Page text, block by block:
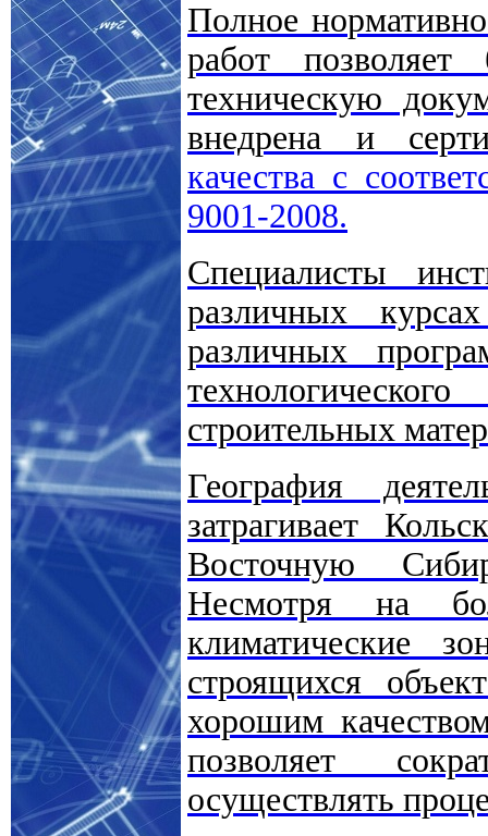
Полное
работ
техническую
внедрена и
качества с
9001-2008.
Специалисты
различных
различных
строительных
География
затрагивает
Восточную
Несмотря на
климатические
строящихся
хорошим
позволяет
осуществлять